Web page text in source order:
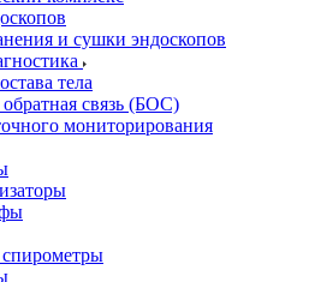
и сушки эндоскопов
тела
связь (БОС)
мониторирования